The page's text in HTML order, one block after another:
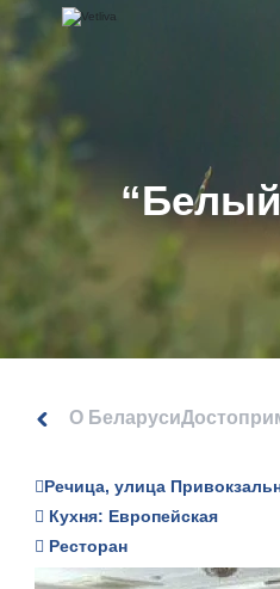
О Беларуси
Речица, улица
Кухня: Европейская
Ресторан